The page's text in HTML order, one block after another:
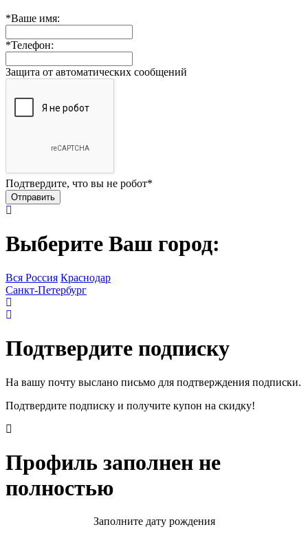
*Ваше имя:
*Телефон:
Защита от автоматических сообщений
Подтвердите, что вы не робот*
Выберите Ваш город:
Вся Россия Краснодар
Санкт-Петербург
Подтвердите подписку
На вашу почту выслано письмо для подтверждения подписки.
Подтвердите подписку и получите купон на скидку!
Профиль заполнен не
полностью
Заполните дату рождения